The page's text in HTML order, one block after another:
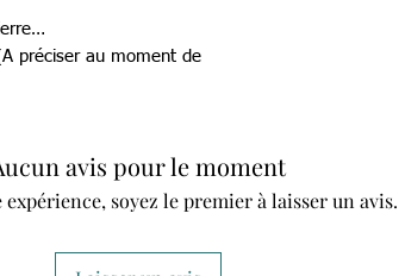
préciser au moment de
avis pour le moment
expérience, soyez le premier à laisser un avis.